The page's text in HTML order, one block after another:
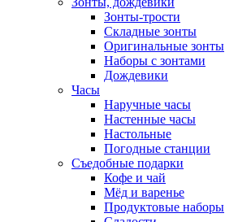
Зонты-трости
Складные зонты
Оригинальные зонты
Наборы с зонтами
Дождевики
Часы
Наручные часы
Настенные часы
Настольные
Погодные станции
Съедобные подарки
Кофе и чай
Мёд и варенье
Продуктовые наборы